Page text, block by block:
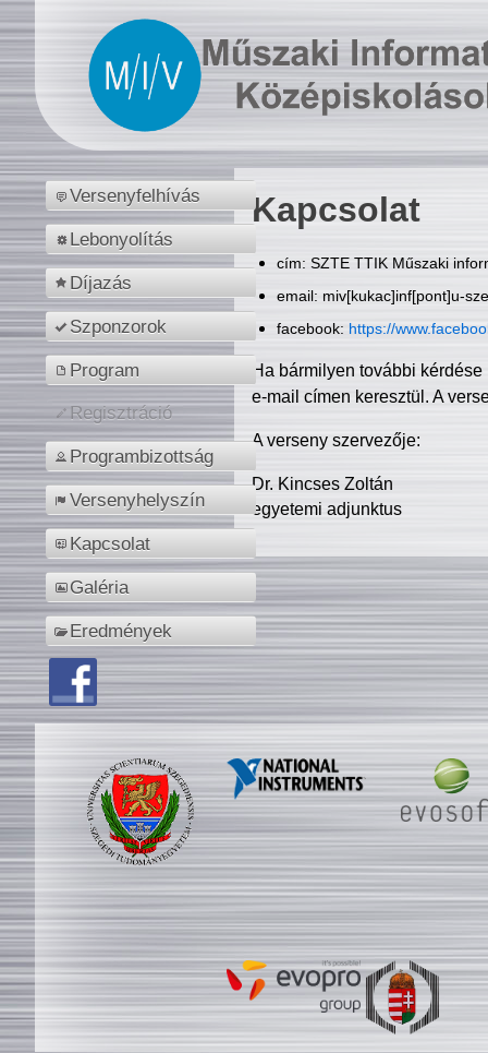
Versenyfelhívás
Lebonyolítás
Díjazás
Szponzorok
Program
Regisztráció
Programbizottság
Versenyhelyszín
Kapcsolat
Galéria
Eredmények
Kapcsolat
cím: SZTE TTIK Műszaki
email: miv[kukac]inf[pont]u-
facebook: https://
Ha bármilyen további
e-mail címen keresztül. A
A verseny szervezője:
Dr. Kincses Zoltán
egyetemi adjunktus